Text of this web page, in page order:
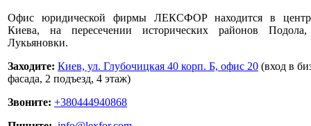
Офис юридической фирмы ЛЕКСФОР находится в
Киева, на пересечении исторических районов
Лукьяновки.
Заходите: Киев, ул. Глубочицкая 40 корп. Б, офис 20 (вход в
фасада, 2 подъезд, 4 этаж)
Звоните: +380444940868